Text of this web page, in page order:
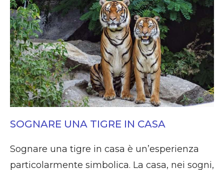
SOGNARE UNA TIGRE IN CASA
Sognare una tigre in casa è un’esperienza
particolarmente simbolica. La casa, nei sogni,